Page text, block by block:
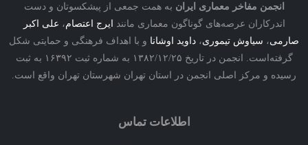
مفاخر معماری ایرانبه همت جمعی از پیشکسوتان و دست
عرصه‌های گوناگون معماری مانندایرج اعتصام،علی اکبر
،سیاوش تیموری،داوید اوشاناو با اهداف فرهنگی و حمایتی شکل
گرفته‌است. انجمن در تاریخ ۱۳۸۲/۱۲/۲۵ به شماره ثبت ۱۶۳۹۲ به ثبت
و مرکز اصلی انجمن در استان تهران شهرستان تهران واقع است.
اطلاعات تماس